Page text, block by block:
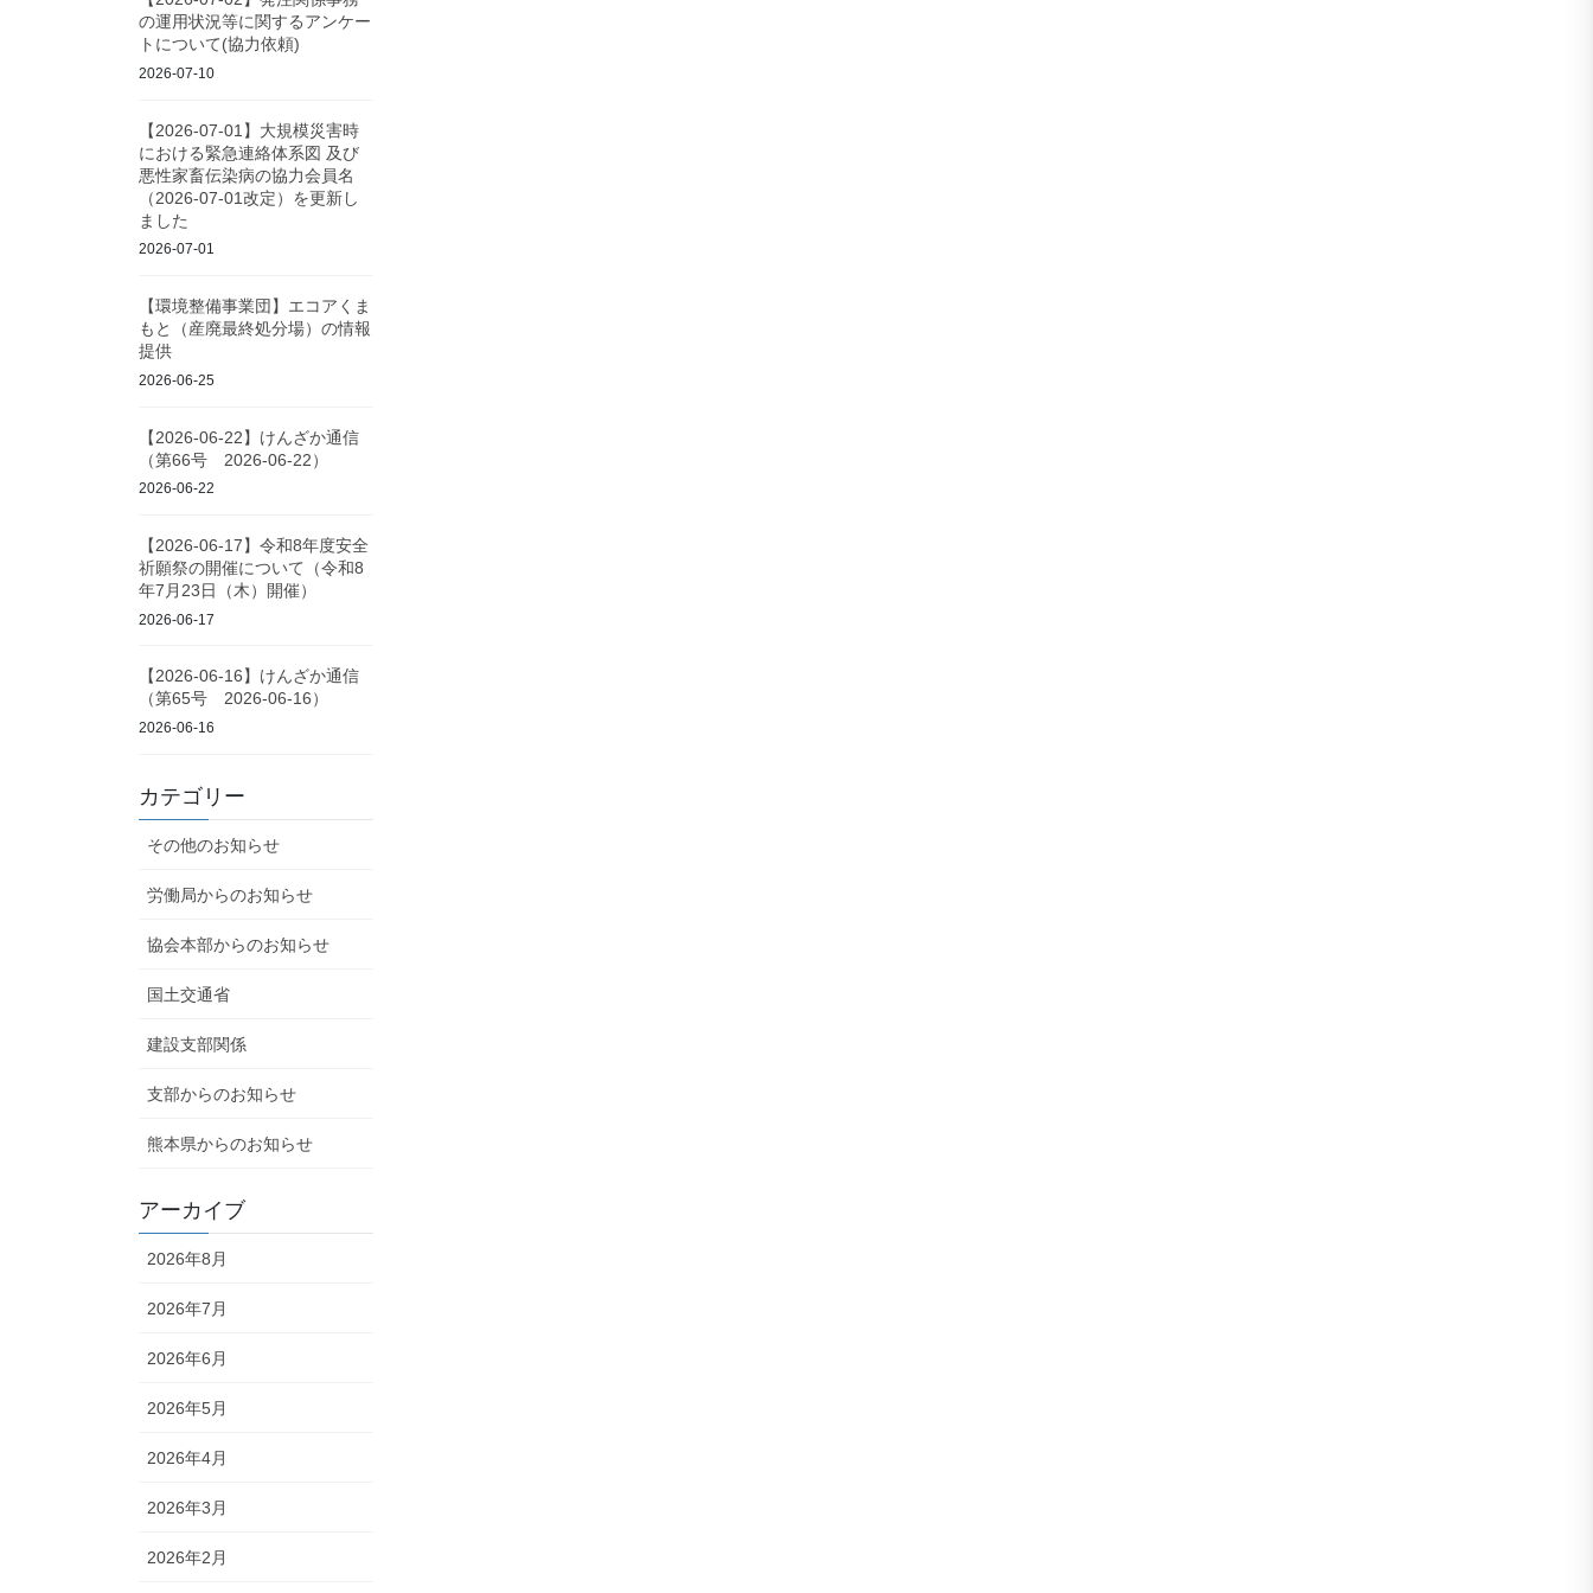
の運用状況等に関するアンケー
トについて(協力依頼)
2026-07-10
【2026-07-01】大規模災害時
における緊急連絡体系図 及び
悪性家畜伝染病の協力会員名
（2026-07-01改定）を更新し
ました
2026-07-01
【環境整備事業団】エコアくま
もと（産廃最終処分場）の情報
提供
2026-06-25
【2026-06-22】けんざか通信
（第66号 2026-06-22）
2026-06-22
【2026-06-17】令和8年度安全
祈願祭の開催について（令和8
年7月23日（木）開催）
2026-06-17
【2026-06-16】けんざか通信
（第65号 2026-06-16）
2026-06-16
カテゴリー
その他のお知らせ
労働局からのお知らせ
協会本部からのお知らせ
国土交通省
建設支部関係
支部からのお知らせ
熊本県からのお知らせ
アーカイブ
2026年8月
2026年7月
2026年6月
2026年5月
2026年4月
2026年3月
2026年2月